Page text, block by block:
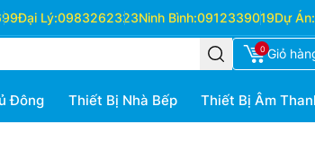
Đại Lý:0983262323Ninh Bình:0912339019Dự Án:
0 Giỏ
Đông Thiết Bị Nhà Bếp Thiết Bị Âm